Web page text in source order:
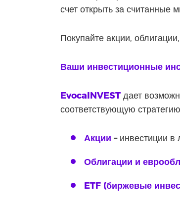
счет открыть за считанные
Покупайте акции,
Ваши инвестиционные
EvocaINVEST дает
соответствующую
Акции –инвестиции в
Облигации и
ETF (биржевые